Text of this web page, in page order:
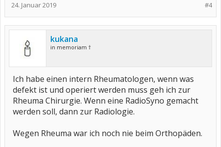
#4
24. Januar 2019
kukana
in memoriam †
Ich habe einen intern Rheumatologen, wenn was
defekt ist und operiert werden muss geh ich zur
Rheuma Chirurgie. Wenn eine RadioSyno gemacht
werden soll, dann zur Radiologie.
Wegen Rheuma war ich noch nie beim Orthopäden.